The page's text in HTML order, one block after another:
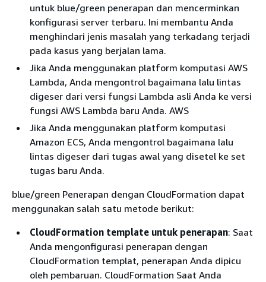
untuk blue/green penerapan dan mencerminkan
konfigurasi server terbaru. Ini membantu Anda
menghindari jenis masalah yang terkadang terjadi
pada kasus yang berjalan lama.
Jika Anda menggunakan platform komputasi AWS
Lambda, Anda mengontrol bagaimana lalu lintas
digeser dari versi fungsi Lambda asli Anda ke versi
fungsi AWS Lambda baru Anda. AWS
Jika Anda menggunakan platform komputasi
Amazon ECS, Anda mengontrol bagaimana lalu
lintas digeser dari tugas awal yang disetel ke set
tugas baru Anda.
blue/green Penerapan dengan CloudFormation dapat
menggunakan salah satu metode berikut:
CloudFormation template untuk penerapan: Saat
Anda mengonfigurasi penerapan dengan
CloudFormation templat, penerapan Anda dipicu
oleh pembaruan. CloudFormation Saat Anda